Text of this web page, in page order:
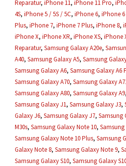
Reparatur, iPhone 11, iPhone 11 Pro,
4S, iPhone 5 / 5S / 5C, iPhone 6, iPhone
Plus, iPhone 7, iPhone 7 Plus, iPhone 8,
iPhone X, iPhone XR, iPhone XS, iPhone
Reparatur, Samsung Galaxy A20e,
A40, Samsung Galaxy A5, Samsung
Samsung Galaxy A6, Samsung Galaxy A6
Samsung Galaxy A70, Samsung Galaxy
Samsung Galaxy A80, Samsung Galaxy A9,
Samsung Galaxy J1, Samsung Galaxy J3,
Galaxy J6, Samsung Galaxy J7, Samsung
M30s, Samsung Galaxy Note 10,
Samsung Galaxy Note 10 Plus, Samsung
Galaxy Note 8, Samsung Galaxy Note 9,
Samsung Galaxy S10, Samsung Galaxy